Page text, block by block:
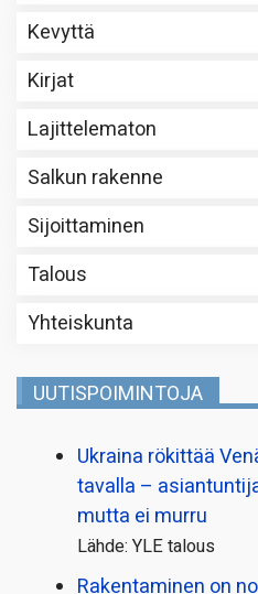
Kevyttä
Kirjat
Lajittelematon
Salkun rakenne
Sijoittaminen
Talous
Yhteiskunta
UUTISPOIMINTOJA
Ukraina rökittää
tavalla –
mutta ei murru
Lähde: YLE talous
Rakentaminen on